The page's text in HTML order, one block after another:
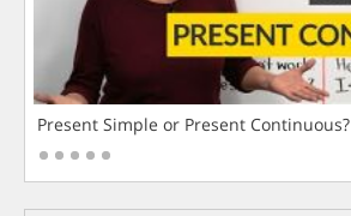
Present Simple or Present Continuous?